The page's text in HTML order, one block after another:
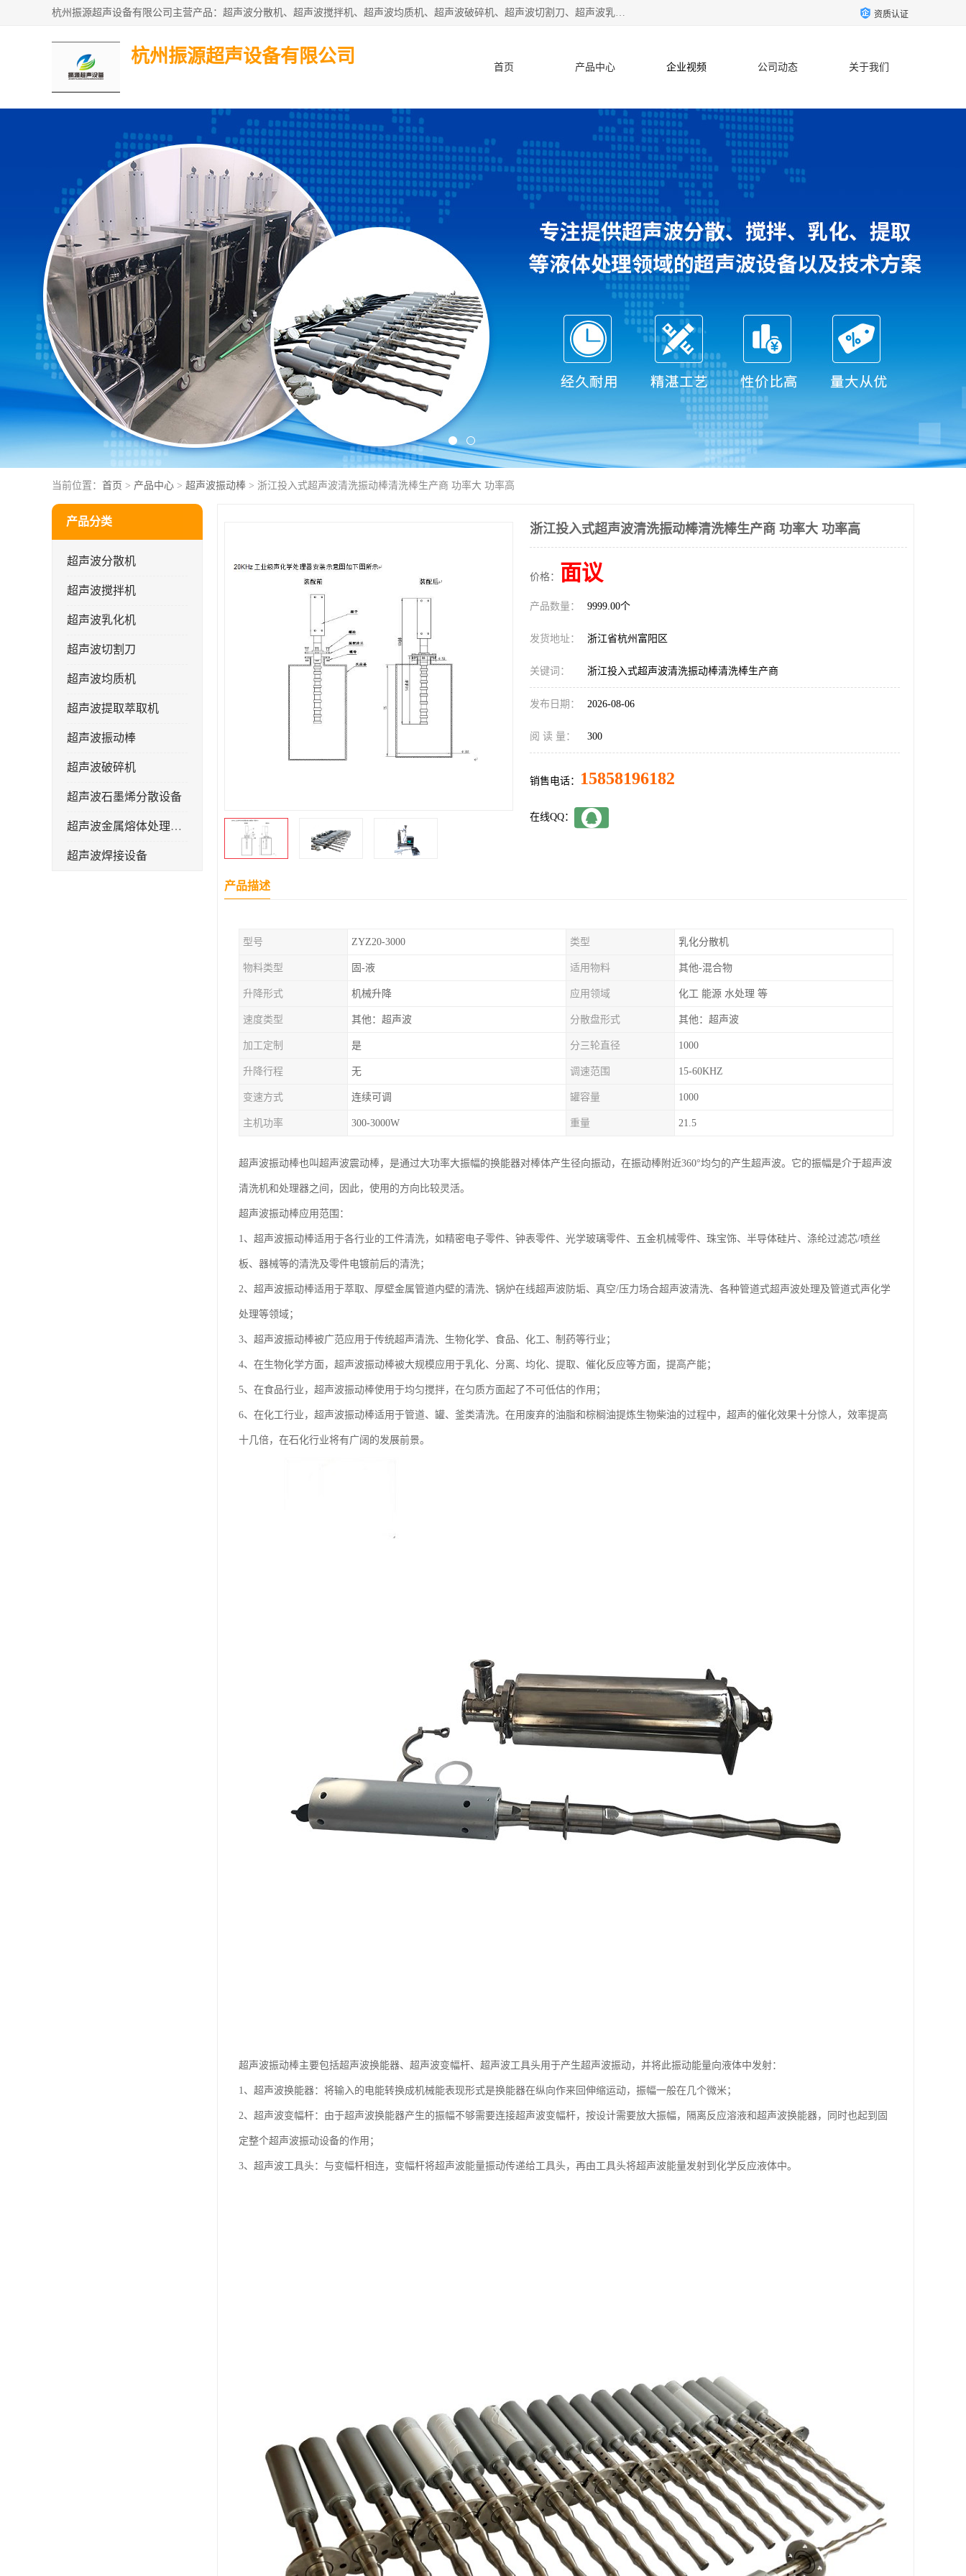
杭州振源超声设备有限公司主营产品：超声波分散机、超声波搅拌机、超声波均质机、超声波破碎机、超声波切割刀、超声波乳化机、超声波提取机、超声波振动棒等设备。秉承诚信经营、品质至上的服务宗旨，与多家企业建立了长期的合作关系。公司坚持以质量赢市场，以服务赢客户，始终以客户利益为中心。 资质认证
杭州振源超声设备有限公司
首页 产品中心 企业视频 公司动态 关于我们
当前位置： 首页 > 产品中心 > 超声波振动棒 > 浙江投入式超声波清洗振动棒清洗棒生产商 功率大 功率高
产品分类
超声波分散机
超声波搅拌机
超声波乳化机
超声波切割刀
超声波均质机
超声波提取萃取机
超声波振动棒
超声波破碎机
超声波石墨烯分散设备
超声波金属熔体处理设备
超声波焊接设备
浙江投入式超声波清洗振动棒清洗棒生产商 功率大 功率高
价格： 面议
产品数量： 9999.00个
发货地址： 浙江省杭州富阳区
关键词： 浙江投入式超声波清洗振动棒清洗棒生产商
发布日期： 2026-08-06
阅 读 量： 300
销售电话： 15858196182
在线QQ：
产品描述
型号 ZYZ20-3000 类型 乳化分散机
物料类型 固-液 适用物料 其他-混合物
升降形式 机械升降 应用领域 化工 能源 水处理 等
速度类型 其他：超声波 分散盘形式 其他：超声波
加工定制 是 分三轮直径 1000
升降行程 无 调速范围 15-60KHZ
变速方式 连续可调 罐容量 1000
主机功率 300-3000W 重量 21.5
超声波振动棒也叫超声波震动棒，是通过大功率大振幅的换能器对棒体产生径向振动，在振动棒附近360°均匀的产生超声波。它的振幅是介于超声波
清洗机和处理器之间，因此，使用的方向比较灵活。
超声波振动棒应用范围：
1、超声波振动棒适用于各行业的工件清洗，如精密电子零件、钟表零件、光学玻璃零件、五金机械零件、珠宝饰、半导体硅片、涤纶过滤芯/喷丝
板、器械等的清洗及零件电镀前后的清洗；
2、超声波振动棒适用于萃取、厚壁金属管道内壁的清洗、锅炉在线超声波防垢、真空/压力场合超声波清洗、各种管道式超声波处理及管道式声化学
处理等领域；
3、超声波振动棒被广范应用于传统超声清洗、生物化学、食品、化工、制药等行业；
4、在生物化学方面，超声波振动棒被大规模应用于乳化、分离、均化、提取、催化反应等方面，提高产能；
5、在食品行业，超声波振动棒使用于均匀搅拌，在匀质方面起了不可低估的作用；
6、在化工行业，超声波振动棒适用于管道、罐、釜类清洗。在用废弃的油脂和棕榈油提炼生物柴油的过程中，超声的催化效果十分惊人，效率提高
十几倍，在石化行业将有广阔的发展前景。
超声波振动棒主要包括超声波换能器、超声波变幅杆、超声波工具头用于产生超声波振动，并将此振动能量向液体中发射：
1、超声波换能器：将输入的电能转换成机械能表现形式是换能器在纵向作来回伸缩运动，振幅一般在几个微米；
2、超声波变幅杆：由于超声波换能器产生的振幅不够需要连接超声波变幅杆，按设计需要放大振幅，隔离反应溶液和超声波换能器，同时也起到固
定整个超声波振动设备的作用；
3、超声波工具头：与变幅杆相连，变幅杆将超声波能量振动传递给工具头，再由工具头将超声波能量发射到化学反应液体中。